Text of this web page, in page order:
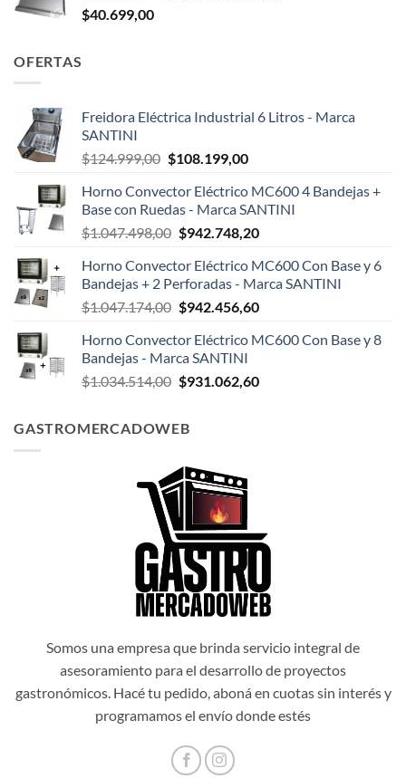
$40.699,00
OFERTAS
Freidora Eléctrica Industrial 6 Litros - Marca
SANTINI
$124.999,00 El
original
era:
$124.999,00.
$108.199,00El
actual
es:
$108.199,00.
Horno Convector Eléctrico MC600 4 Bandejas +
Base con Ruedas - Marca SANTINI
$1.047.498,00 El
original
era:
$1.047.498,00.
$942.748,20El
actual
es:
$942.748,20.
Horno Convector Eléctrico MC600 Con Base y 6
Bandejas + 2 Perforadas - Marca SANTINI
$1.047.174,00 El
original
era:
$1.047.174,00.
$942.456,60El
actual
$942.456,60.
Horno Convector Eléctrico MC600 Con Base y 8
Bandejas - Marca SANTINI
$1.034.514,00 El
era:
$931.062,60El
GASTROMERCADOWEB
Somos una empresa que brinda servicio integral de
asesoramiento para el desarrollo de proyectos
gastronómicos. Hacé tu pedido, aboná en cuotas sin interés y
programamos el envío donde estés